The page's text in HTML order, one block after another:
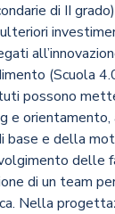
di II
(Scuola
possono
e
e della
delle
di un team
Nella